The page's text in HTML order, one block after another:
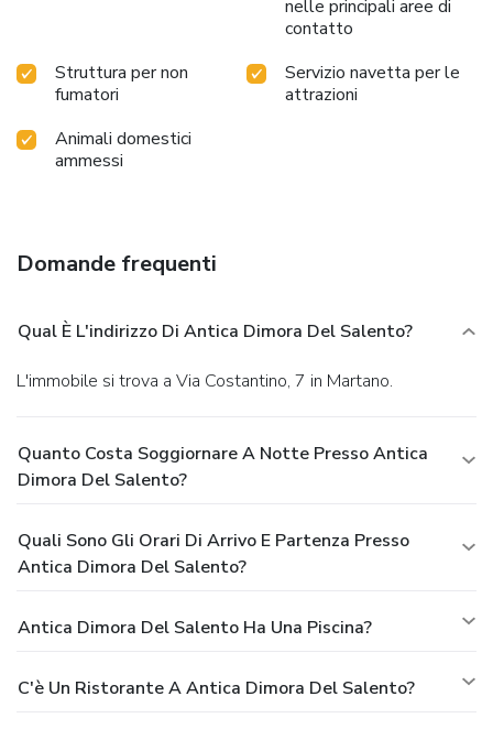
nelle principali aree di
contatto
Struttura per non
fumatori
Servizio navetta per le
attrazioni
Animali domestici
ammessi
Domande frequenti
Qual È L'indirizzo Di Antica Dimora Del Salento?
L'immobile si trova a Via Costantino, 7 in Martano.
Quanto Costa Soggiornare A Notte Presso Antica
Dimora Del Salento?
Quali Sono Gli Orari Di Arrivo E Partenza Presso
Antica Dimora Del Salento?
Antica Dimora Del Salento Ha Una Piscina?
C'è Un Ristorante A Antica Dimora Del Salento?